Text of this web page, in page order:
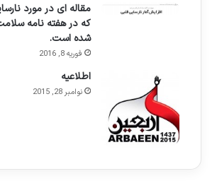
مقاله ای در مورد
که در هفته نامه
شده است.
فوریه 8, 2016
اطلاعيه
نوامبر 28, 2015